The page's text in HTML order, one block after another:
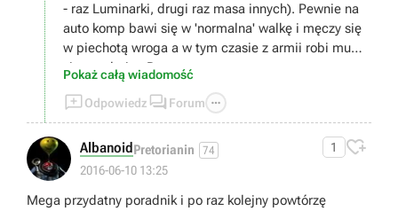
- raz Luminarki, drugi raz masa innych). Pewnie na
auto komp bawi się w 'normalna' walkę i męczy się
w piechotą wroga a w tym czasie z armii robi mu
sito artyleria. :P
Pokaż całą wiadomość
Odpowiedz  Forum 
Albanoid Pretorianin 74
2016-06-10 13:25
1 
Mega przydatny poradnik i po raz kolejny powtórzę